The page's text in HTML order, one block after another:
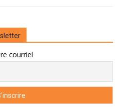
courriel